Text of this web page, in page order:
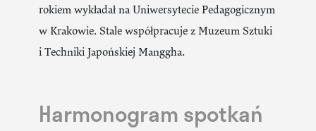
rokiem wykładał na Uniwersytecie Pedagogicznym
w Krakowie. Stale współpracuje z Muzeum Sztuki
i Techniki Japońskiej Manggha.
Harmonogram spotkań